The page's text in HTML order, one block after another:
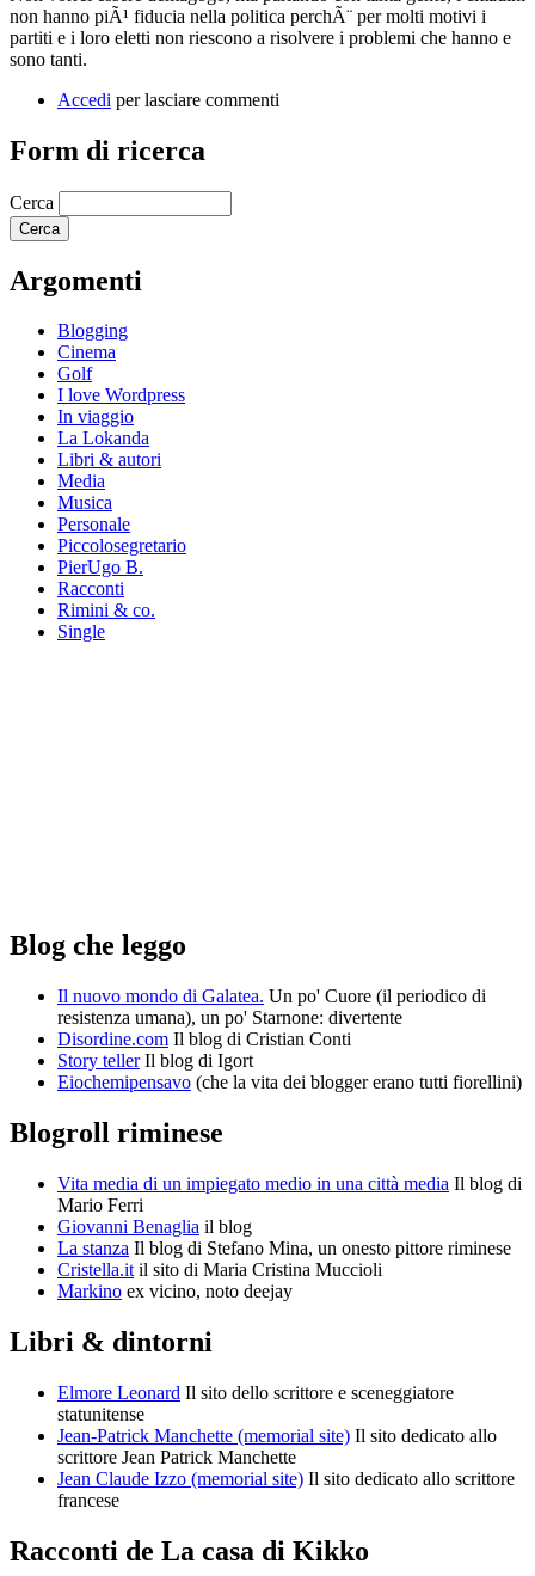
non hanno piÃ¹ fiducia nella politica perchÃ¨ per molti motivi i
partiti e i loro eletti non riescono a risolvere i problemi che hanno e
sono tanti.
Accedi per lasciare commenti
Form di ricerca
Cerca
Argomenti
Blogging
Cinema
Golf
I love Wordpress
In viaggio
La Lokanda
Libri & autori
Media
Musica
Personale
Piccolosegretario
PierUgo B.
Racconti
Rimini & co.
Single
Blog che leggo
Il nuovo mondo di Galatea. Un po' Cuore (il periodico di
resistenza umana), un po' Starnone: divertente
Disordine.com Il blog di Cristian Conti
Story tellerIl blog di Igort
Eiochemipensavo (che la vita dei blogger erano tutti fiorellini)
Blogroll riminese
Vita media di un impiegato medio in una città media Il blog di
Mario Ferri
Giovanni Benaglia il blog
La stanza Il blog di Stefano Mina, un onesto pittore riminese
Cristella.it il sito di Maria Cristina Muccioli
Markino ex vicino, noto deejay
Libri & dintorni
Elmore Leonard Il sito dello scrittore e sceneggiatore
statunitense
Jean-Patrick Manchette (memorial site) Il sito dedicato allo
scrittore Jean Patrick Manchette
Jean Claude Izzo (memorial site) Il sito dedicato allo scrittore
francese
Racconti de La casa di Kikko